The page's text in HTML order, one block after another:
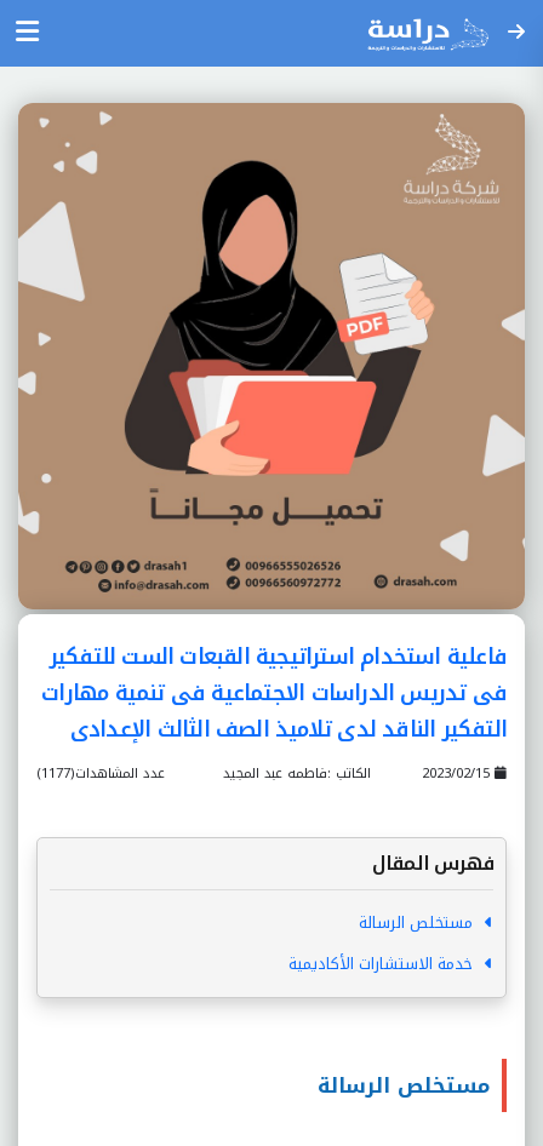
فاعلية استخدام استراتيجية القبعات الست للتفکير
فى تدريس الدراسات الاجتماعية فى تنمية مهارات
التفکير الناقد لدى تلاميذ الصف الثالث الإعدادى
عدد المشاهدات(1177) الكاتب :فاطمه عبد المجيد
فهرس المقال
مستخلص الرسالة
خدمة الاستشارات الأكاديمية
مستخلص الرسالة